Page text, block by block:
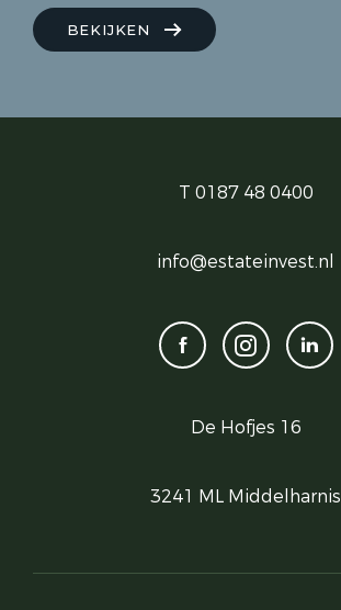
BEKIJKEN
T 0187 48 0400
info@estateinvest.nl
De Hofjes 16
3241 ML Middelharnis